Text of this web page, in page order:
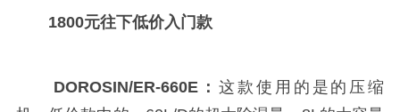
1800元往下低价入门款
DOROSIN/ER-660E：这款使用的是的压缩